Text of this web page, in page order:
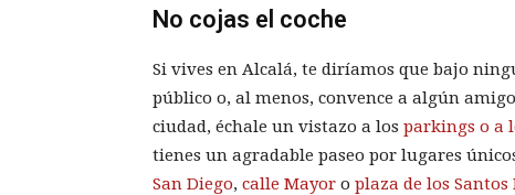
No cojas el coche
Si vives en Alcalá, te diríamos que bajo
público o, al menos, convence a algún
ciudad, échale un vistazo a los parkings o a
tienes un agradable paseo por lugares
San Diego, calle Mayor o plaza de los Santos